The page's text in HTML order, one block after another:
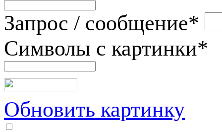
Запрос / сообщение*
Символы с картинки*
Обновить картинку